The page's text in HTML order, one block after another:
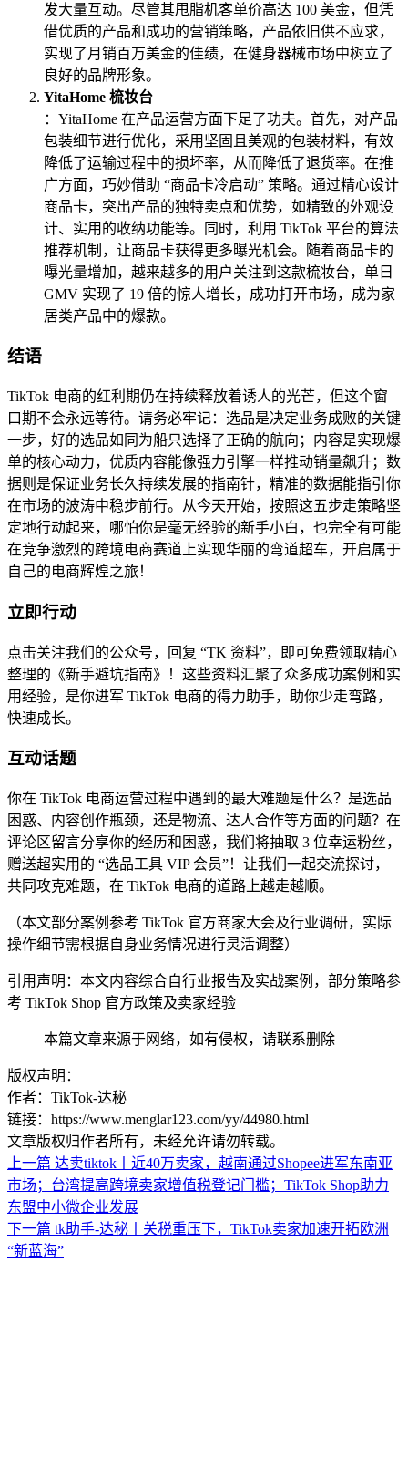
发大量互动。尽管其甩脂机客单价高达 100 美金，但凭
借优质的产品和成功的营销策略，产品依旧供不应求，
实现了月销百万美金的佳绩，在健身器械市场中树立了
良好的品牌形象。
YitaHome 梳妆台
：YitaHome 在产品运营方面下足了功夫。首先，对产品
包装细节进行优化，采用坚固且美观的包装材料，有效
降低了运输过程中的损坏率，从而降低了退货率。在推
广方面，巧妙借助 “商品卡冷启动” 策略。通过精心设计
商品卡，突出产品的独特卖点和优势，如精致的外观设
计、实用的收纳功能等。同时，利用 TikTok 平台的算法
推荐机制，让商品卡获得更多曝光机会。随着商品卡的
曝光量增加，越来越多的用户关注到这款梳妆台，单日
GMV 实现了 19 倍的惊人增长，成功打开市场，成为家
居类产品中的爆款。
结语
TikTok 电商的红利期仍在持续释放着诱人的光芒，但这个窗
口期不会永远等待。请务必牢记：选品是决定业务成败的关键
一步，好的选品如同为船只选择了正确的航向；内容是实现爆
单的核心动力，优质内容能像强力引擎一样推动销量飙升；数
据则是保证业务长久持续发展的指南针，精准的数据能指引你
在市场的波涛中稳步前行。从今天开始，按照这五步走策略坚
定地行动起来，哪怕你是毫无经验的新手小白，也完全有可能
在竞争激烈的跨境电商赛道上实现华丽的弯道超车，开启属于
自己的电商辉煌之旅！
立即行动
点击关注我们的公众号，回复 “TK 资料”，即可免费领取精心
整理的《新手避坑指南》！这些资料汇聚了众多成功案例和实
用经验，是你进军 TikTok 电商的得力助手，助你少走弯路，
快速成长。
互动话题
你在 TikTok 电商运营过程中遇到的最大难题是什么？是选品
困惑、内容创作瓶颈，还是物流、达人合作等方面的问题？在
评论区留言分享你的经历和困惑，我们将抽取 3 位幸运粉丝，
赠送超实用的 “选品工具 VIP 会员”！让我们一起交流探讨，
共同攻克难题，在 TikTok 电商的道路上越走越顺。
（本文部分案例参考 TikTok 官方商家大会及行业调研，实际
操作细节需根据自身业务情况进行灵活调整）
引用声明：本文内容综合自行业报告及实战案例，部分策略参
考 TikTok Shop 官方政策及卖家经验
本篇文章来源于网络，如有侵权，请联系删除
版权声明：
作者：TikTok-达秘
链接：https://www.menglar123.com/yy/44980.html
文章版权归作者所有，未经允许请勿转载。
上一篇 达卖tiktok丨近40万卖家，越南通过Shopee进军东南亚
市场；台湾提高跨境卖家增值税登记门槛；TikTok Shop助力
东盟中小微企业发展
下一篇 tk助手-达秘丨关税重压下，TikTok卖家加速开拓欧洲
“新蓝海”